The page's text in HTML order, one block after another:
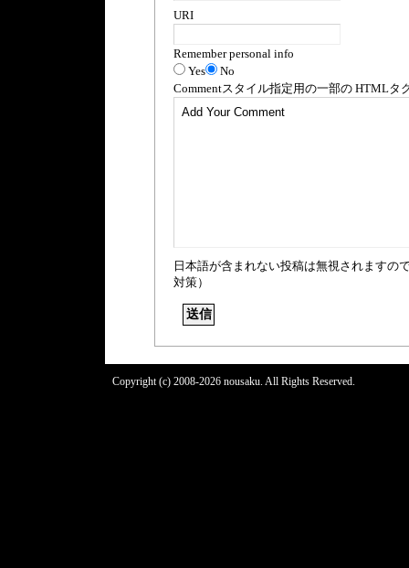
URI
Remember personal info
Yes
No
Commentスタイル指定用の一部の HTMLタ
日本語が含まれない投稿は無視されますの
対策）
Copyright (c) 2008-2026 nousaku. All Rights Reserved.